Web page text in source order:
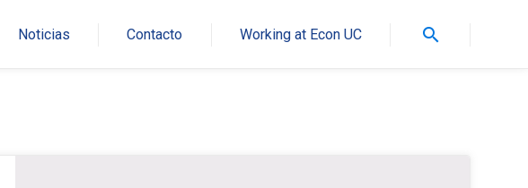
Noticias Contacto Working at Econ UC search